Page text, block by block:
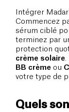
Intégrer
Commencez
sérum ciblé
terminez par
protection
crème solaire
BB crème ou
votre type de
Quels